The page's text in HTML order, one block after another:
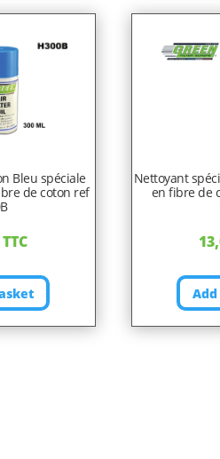
Bleu spéciale
de coton ref
TTC
Nettoyant
en fibre de